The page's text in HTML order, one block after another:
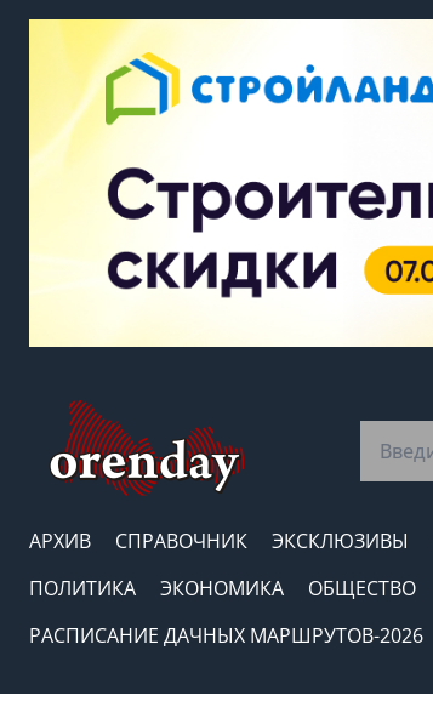
АРХИВ СПРАВОЧНИК ЭКСКЛЮЗИВЫ
ПОЛИТИКА
ЭКОНОМИКА ОБЩЕСТВО
РАСПИСАНИЕ ДАЧНЫХ МАРШРУТОВ-2026